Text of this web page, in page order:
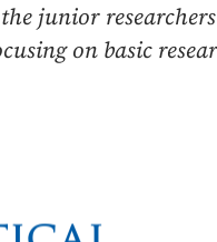
junior researchers
on basic